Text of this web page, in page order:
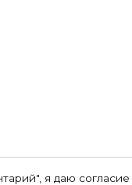
я даю